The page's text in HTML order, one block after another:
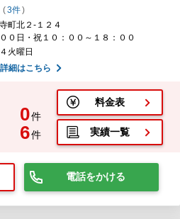
(3件)
町北２-１２４
０日・祝１０：００～１８：００
火曜日
細はこちら
0件
6件
料金表
実績一覧
電話をかける